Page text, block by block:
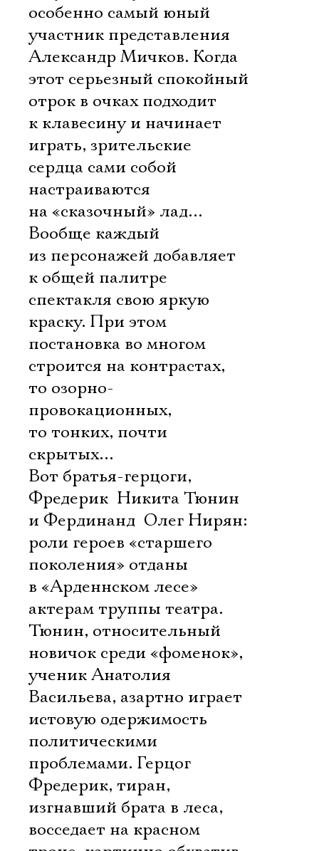
особенно самый юный
участник представления
Александр Мичков. Когда
этот серьезный спокойный
отрок в очках подходит
к клавесину и начинает
играть, зрительские
сердца сами собой
настраиваются
на «сказочный» лад…
Вообще каждый
из персонажей добавляет
к общей палитре
спектакля свою яркую
краску. При этом
постановка во многом
строится на контрастах,
то озорно-
провокационных,
то тонких, почти
скрытых…
Вот братья-герцоги,
Фредерик  Никита Тюнин
и Фердинанд  Олег Нирян:
роли героев «старшего
поколения» отданы
в «Арденнском лесе»
актерам труппы театра.
Тюнин, относительный
новичок среди «фоменок»,
ученик Анатолия
Васильева, азартно играет
истовую одержимость
политическими
проблемами. Герцог
Фредерик, тиран,
изгнавший брата в леса,
восседает на красном
Электропочта